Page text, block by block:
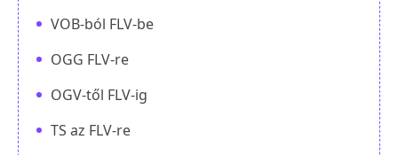
VOB-ból FLV-be
OGG FLV-re
OGV-től FLV-ig
TS az FLV-re